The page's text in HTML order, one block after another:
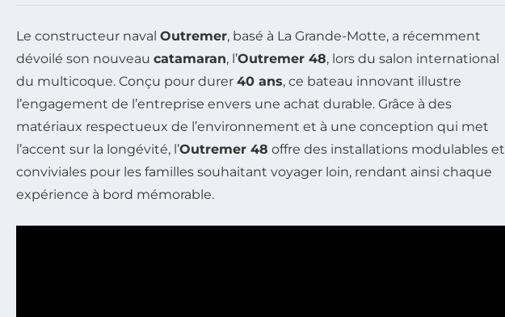
Le constructeur naval Outremer, basé à La Grande-Motte, a récemment
dévoilé son nouveau catamaran, l’Outremer 48, lors du salon international
du multicoque. Conçu pour durer 40 ans, ce bateau innovant illustre
l’engagement de l’entreprise envers une achat durable. Grâce à des
matériaux respectueux de l’environnement et à une conception qui met
l’accent sur la longévité, l’Outremer 48 offre des installations modulables et
conviviales pour les familles souhaitant voyager loin, rendant ainsi chaque
expérience à bord mémorable.